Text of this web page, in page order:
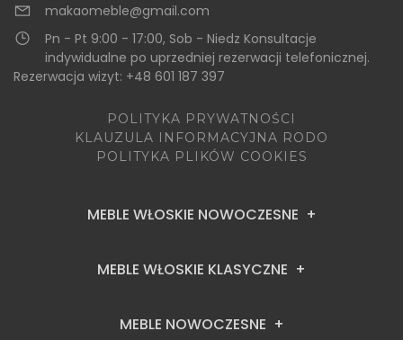
makaomeble@gmail.com
Pn - Pt 9:00 - 17:00, Sob - Niedz Konsultacje
indywidualne po uprzedniej rezerwacji telefonicznej.
Rezerwacja wizyt: +48 601 187 397
POLITYKA PRYWATNOŚCI
KLAUZULA INFORMACYJNA RODO
POLITYKA PLIKÓW COOKIES
MEBLE WŁOSKIE NOWOCZESNE
MEBLE WŁOSKIE KLASYCZNE
MEBLE NOWOCZESNE